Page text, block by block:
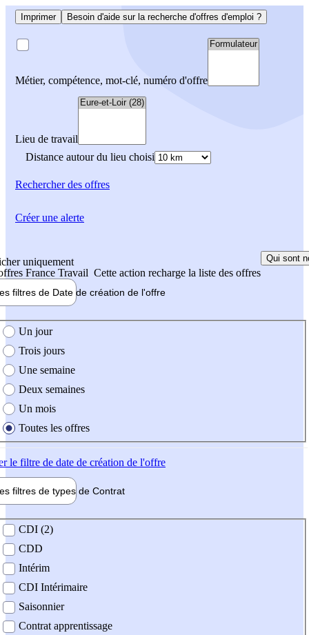
Imprimer Besoin d'aide sur la recherche d'offres d'emploi ?
Métier, compétence, mot-clé, numéro d'offre
Lieu de travail
Distance autour du lieu choisi
Rechercherdes offres
uniquement
France Travail Cette action recharge la liste des offres
Qui sont
filtres de Date de création de l'offre
création de l'offre
Un jour
Trois jours
Une semaine
Deux semaines
Un mois
Toutes les offres
le filtre de date de création de l'offre
filtres de types de Contrat
contrat
CDI (2)
CDD
Intérim
CDI Intérimaire
Saisonnier
Contrat apprentissage
Créer une alerte